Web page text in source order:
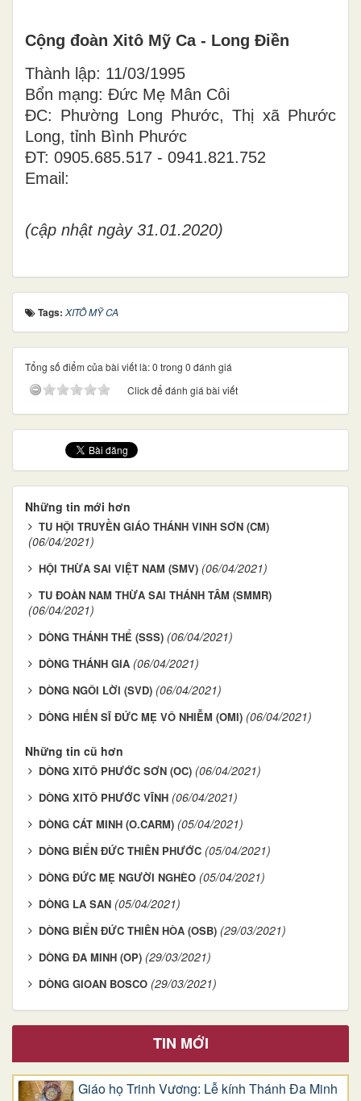
Cộng đoàn Xitô Mỹ Ca - Long Điền
Thành lập: 11/03/1995
Bổn mạng: Đức Mẹ Mân Côi
ĐC: Phường Long Phước, Thị xã Phước
Long, tỉnh Bình Phước
ĐT: 0905.685.517 - 0941.821.752
Email:
(cập nhật ngày 31.01.2020)
Tags: XITÔ MỸ CA
Tổng số điểm của bài viết là: 0 trong 0 đánh giá
Click để đánh giá bài viết
Những tin mới hơn
TU HỘI TRUYỀN GIÁO THÁNH VINH SƠN (CM)
(06/04/2021)
HỘI THỪA SAI VIỆT NAM (SMV) (06/04/2021)
TU ĐOÀN NAM THỪA SAI THÁNH TÂM (SMMR)
(06/04/2021)
DÒNG THÁNH THỂ (SSS) (06/04/2021)
DÒNG THÁNH GIA (06/04/2021)
DÒNG NGÔI LỜI (SVD) (06/04/2021)
DÒNG HIẾN SĨ ĐỨC MẸ VÔ NHIỄM (OMI) (06/04/2021)
Những tin cũ hơn
DÒNG XITÔ PHƯỚC SƠN (OC) (06/04/2021)
DÒNG XITÔ PHƯỚC VĨNH (06/04/2021)
DÒNG CÁT MINH (O.CARM) (05/04/2021)
DÒNG BIỂN ĐỨC THIÊN PHƯỚC (05/04/2021)
DÒNG ĐỨC MẸ NGƯỜI NGHÈO (05/04/2021)
DÒNG LA SAN (05/04/2021)
DÒNG BIỂN ĐỨC THIÊN HÒA (OSB) (29/03/2021)
DÒNG ĐA MINH (OP) (29/03/2021)
DÒNG GIOAN BOSCO (29/03/2021)
TIN MỚI
Giáo họ Trinh Vương: Lễ kính Thánh Đa Minh